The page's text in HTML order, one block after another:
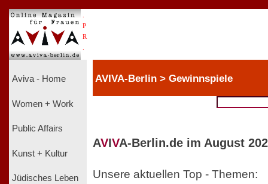
P
R
Aviva - Home
Women + Work
Public Affairs
Kunst + Kultur
Jüdisches Leben
AVIVA-Berlin > Gewinnspiele
AVIVA-Berlin.de im August
Unsere aktuellen Top - Themen: